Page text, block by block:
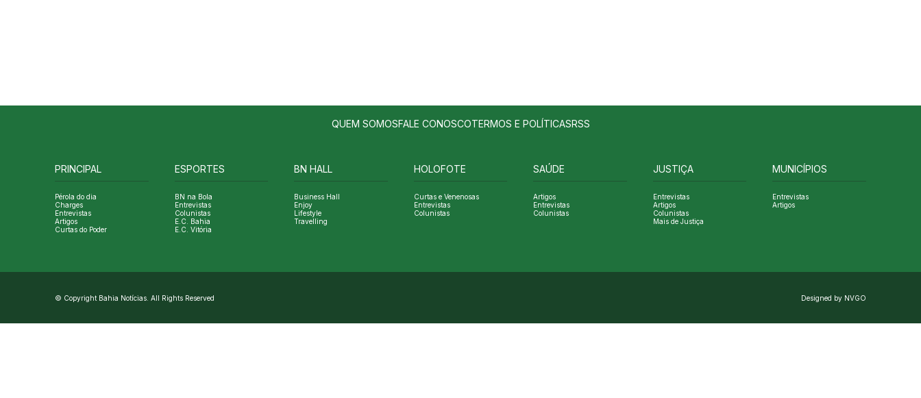
QUEM SOMOSFALE CONOSCOTERMOS E POLÍTICASRSS
PRINCIPAL
Pérola do dia
Charges
Entrevistas
Artigos
Curtas do Poder
ESPORTES
BN na Bola
Entrevistas
Colunistas
E.C. Bahia
E.C. Vitória
BN HALL
Business Hall
Enjoy
Lifestyle
Travelling
HOLOFOTE
Curtas e Venenosas
Entrevistas
Colunistas
SAÚDE
Artigos
Entrevistas
Colunistas
JUSTIÇA
Entrevistas
Artigos
Colunistas
Mais de Justiça
MUNICÍPIOS
Entrevistas
Artigos
© Copyright Bahia Notícias. All Rights Reserved Designed by NVGO